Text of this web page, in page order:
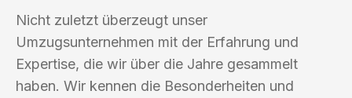
Nicht zuletzt überzeugt unser
Umzugsunternehmen mit der Erfahrung und
Expertise, die wir über die Jahre gesammelt
haben. Wir kennen die Besonderheiten und